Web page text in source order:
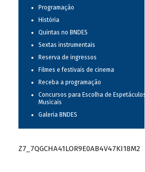
Programação
História
Quintas no BNDES
Sextas instrumentais
Reserva de ingressos
Filmes e festivais de cinema
Receba a programação
Concursos para Escolha de Espetáculos
Musicais
Galeria BNDES
Z7_7QGCHA41LOR9E0AB4V47KI18M2